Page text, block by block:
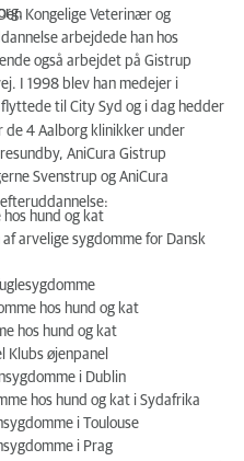
Kongelige Veterinær og
arbejdede han hos
også arbejdet på Gistrup
I 1998 blev han medejer i
til City Syd og i dag hedder
de 4 Aalborg klinikker under
AniCura Gistrup
Svenstrup og AniCura
hund og kat
arvelige sygdomme for Dansk
hos hund og kat
hos hund og kat
Klubs øjenpanel
i Dublin
hos hund og kat i Sydafrika
i Toulouse
i Prag